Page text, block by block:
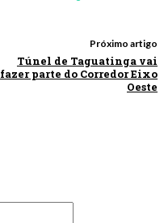
Próximo artigo
Túnel de Taguatinga vai
fazer parte do Corredor Eixo
Oeste